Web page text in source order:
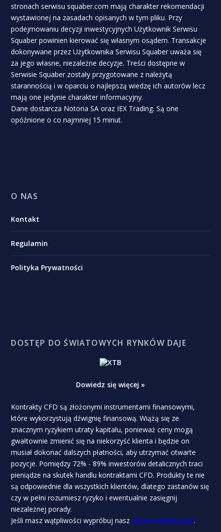
stronach serwisu squaber.com mają charakter rekomendacji
wystawionej na zasadach opisanych w tym pliku. Przy
podejmowaniu decyzji inwestycyjnych Użytkownik Serwisu
Squaber powinien kierować się własnym osądem. Transakcje
dokonywane przez Użytkownika Serwisu Squaber uważa się
za jego własne, niezależne decyzje. Treści dostępne w
Serwisie Squaber zostały przygotowane z należytą
starannością i w oparciu o najlepszą wiedzę ich autorów lecz
mają one jedynie charakter informacyjny.
Dane dostarcza Notoria SA oraz IEX Trading. Są one
opóźnione o co najmniej 15 minut.
O NAS
Kontakt
Regulamin
Polityka Prywatności
DOSTĘP DO ŚWIATOWYCH RYNKÓW DAJE
Dowiedz się więcej »
Kontrakty CFD są złożonymi instrumentami finansowymi,
które wykorzystują dźwignię finansową. Wiążą się ze
znacznym ryzykiem utraty kapitału, ponieważ ceny mogą
gwałtownie zmienić się na niekorzyść klienta i będzie on
musiał dokonać dalszych płatności, aby utrzymać otwarte
pozycje. Pomiędzy 72% - 89% inwestorów detalicznych traci
pieniądze na skutek handlu kontraktami CFD. Produkty te nie
są odpowiednie dla wszystkich klientów, dlatego zastanów się
czy w pełni rozumiesz ryzyko i ewentualnie zasięgnij
niezależnej porady.
Jeśli masz wątpliwości wypróbuj nasz serwis edukacyjny.